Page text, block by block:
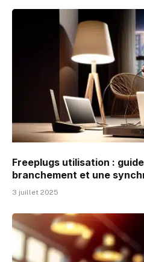
Freeplugs utilisation :
branchement et une
3 juillet 2025